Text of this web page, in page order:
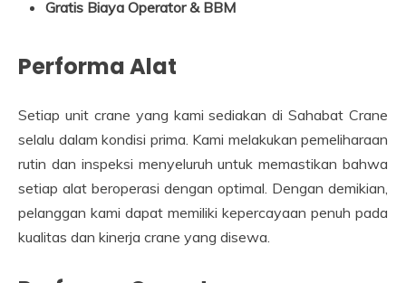
Gratis Biaya Operator & BBM
Performa Alat
Setiap unit crane yang kami sediakan di Sahabat Crane
selalu dalam kondisi prima. Kami melakukan pemeliharaan
rutin dan inspeksi menyeluruh untuk memastikan bahwa
setiap alat beroperasi dengan optimal. Dengan demikian,
pelanggan kami dapat memiliki kepercayaan penuh pada
kualitas dan kinerja crane yang disewa.